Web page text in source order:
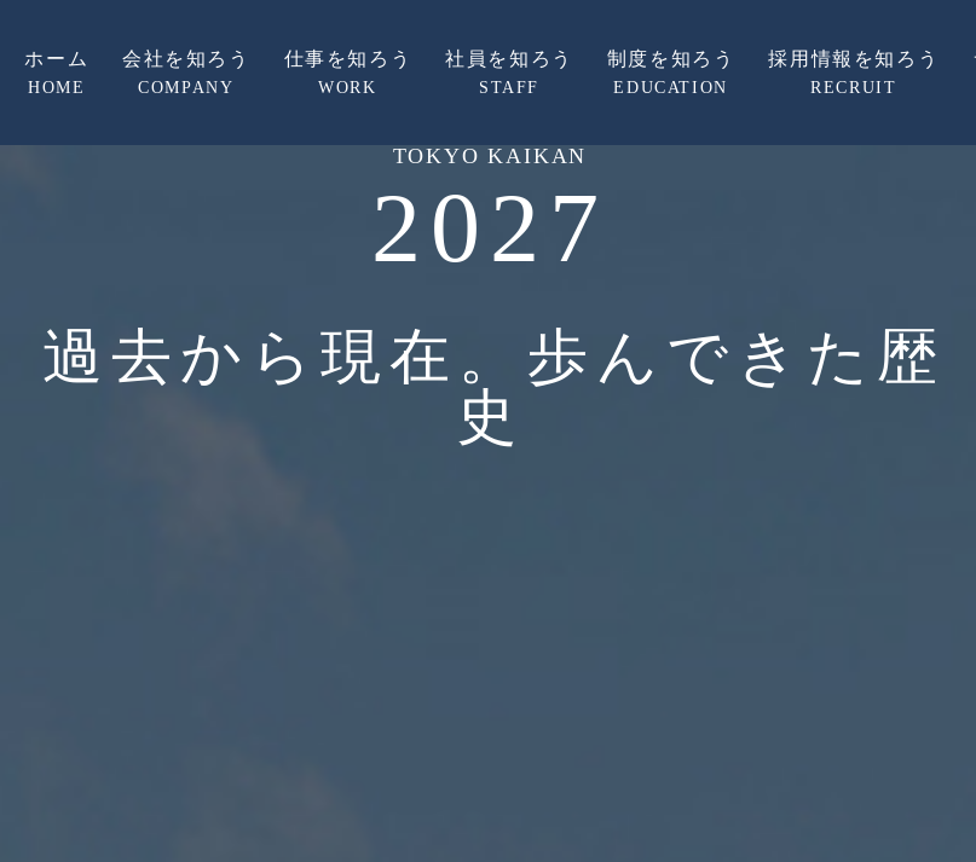
ホーム
HOME
会社を知ろう
COMPANY
仕事を知ろう
WORK
社員を知ろう
STAFF
制度を知ろう
EDUCATION
採用情報を知ろう
RECRUIT
TOKYO KAIKAN
2027
過去から現在。歩んできた歴
史